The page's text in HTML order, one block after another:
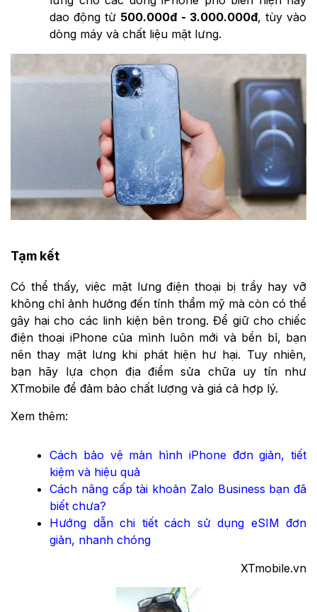
dao động từ 500.000đ - 3.000.000đ, tùy vào
dòng máy và chất liệu mặt lưng.
Tạm kết
Có thể thấy, việc mặt lưng điện thoại bị trầy hay vỡ
không chỉ ảnh hưởng đến tính thẩm mỹ mà còn có thể
gây hại cho các linh kiện bên trong. Để giữ cho chiếc
điện thoại iPhone của mình luôn mới và bền bỉ, bạn
nên thay mặt lưng khi phát hiện hư hại. Tuy nhiên,
bạn hãy lựa chọn địa điểm sửa chữa uy tín như
XTmobile để đảm bảo chất lượng và giá cả hợp lý.
Xem thêm:
Cách bảo vệ màn hình iPhone đơn giản, tiết
kiệm và hiệu quả
Cách nâng cấp tài khoản Zalo Business bạn đã
biết chưa?
Hướng dẫn chi tiết cách sử dụng eSIM đơn
giản, nhanh chóng
XTmobile.vn